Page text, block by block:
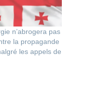
n’abrogera pas
la propagande
les appels de